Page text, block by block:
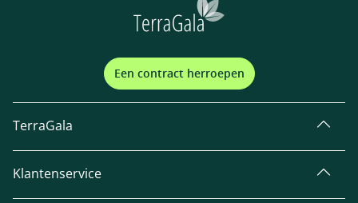
Een contract herroepen
TerraGala
Klantenservice